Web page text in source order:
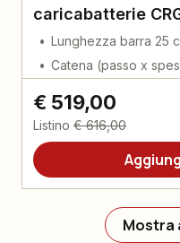
caricabatterie
Lunghezza barra 25
Catena (passo x
€ 519,00
Listino € 616,00
Mostra